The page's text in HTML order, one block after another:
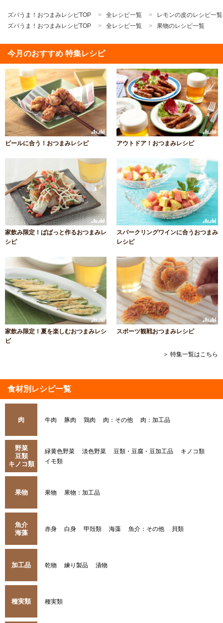
ズバうま！おつまみレシピTOP 全レシピ一覧
レモンの皮のレシピ一覧
ズバうま！おつまみレシピTOP
全レシピ一覧 果物のレシピ一覧
今月のおすすめ 特集レシピ
ビールに合う！おつまみレシピ アウトドア！おつまみレシピ
家飲み限定！ぱぱっと作るおつまみレ
シピ
スパークリングワインに合うおつまみ
レシピ
家飲み限定！夏を楽しむおつまみレシ
ピ
スポーツ観戦おつまみレシピ
＞ 特集一覧はこちら
食材別レシピ一覧
肉 牛肉 豚肉 鶏肉 肉：その他 肉：加工品
野菜
豆類
キノコ類
緑黄色野菜 淡色野菜 豆類・豆腐・豆加工品
キノコ類
イモ類
果物 果物 果物：加工品
魚介
海藻
赤身 白身 甲殻類 海藻 魚介：その他 貝類
加工品 乾物 練り製品 漬物
種実類 種実類